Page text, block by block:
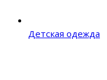
Детская одежда